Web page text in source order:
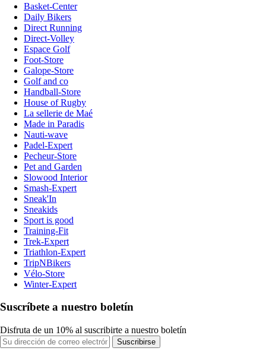
Basket-Center
Daily Bikers
Direct Running
Direct-Volley
Espace Golf
Foot-Store
Galope-Store
Golf and co
Handball-Store
House of Rugby
La sellerie de Maé
Made in Paradis
Nauti-wave
Padel-Expert
Pecheur-Store
Pet and Garden
Slowood Interior
Smash-Expert
Sneak'In
Sneakids
Sport is good
Training-Fit
Trek-Expert
Triathlon-Expert
TripNBikers
Vélo-Store
Winter-Expert
Suscríbete a nuestro boletín
Disfruta de un 10% al suscribirte a nuestro boletín
Suscribirse